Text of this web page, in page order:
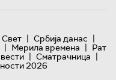
Свет | Србија данас |
| Мерила времена | Рат
| Сматрачница |
2026